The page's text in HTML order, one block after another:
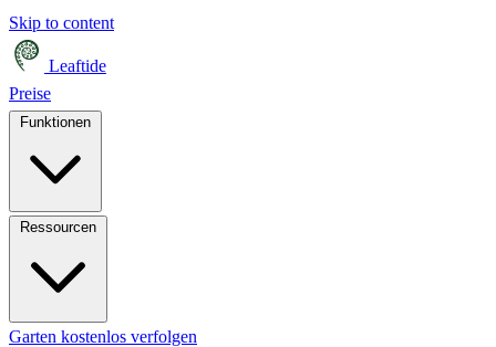
Skip to content
Leaftide
Preise
Garten kostenlos verfolgen